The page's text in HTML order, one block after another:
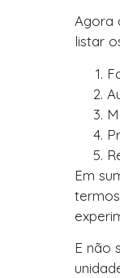
Agora
listar
Em
E não